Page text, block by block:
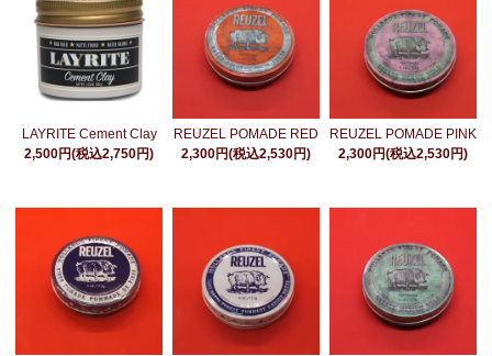
LAYRITE Cement Clay
2,500円(税込2,750円)
REUZEL POMADE RED
2,300円(税込2,530円)
REUZEL POMADE PINK
2,300円(税込2,530円)